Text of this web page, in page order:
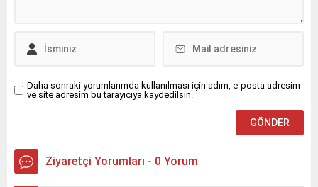
Daha sonraki yorumlarımda kullanılması için adım, e-posta adresim
ve site adresim bu tarayıcıya kaydedilsin.
Ziyaretçi Yorumları - 0 Yorum